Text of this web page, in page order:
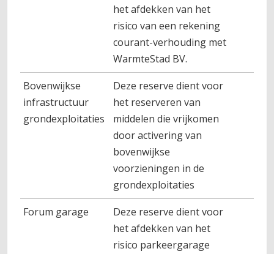
het afdekken van het
risico van een rekening
courant-verhouding met
WarmteStad BV.
Bovenwijkse
infrastructuur
grondexploitaties
Deze reserve dient voor
het reserveren van
middelen die vrijkomen
door activering van
bovenwijkse
voorzieningen in de
grondexploitaties
Forum garage
Deze reserve dient voor
het afdekken van het
risico parkeergarage